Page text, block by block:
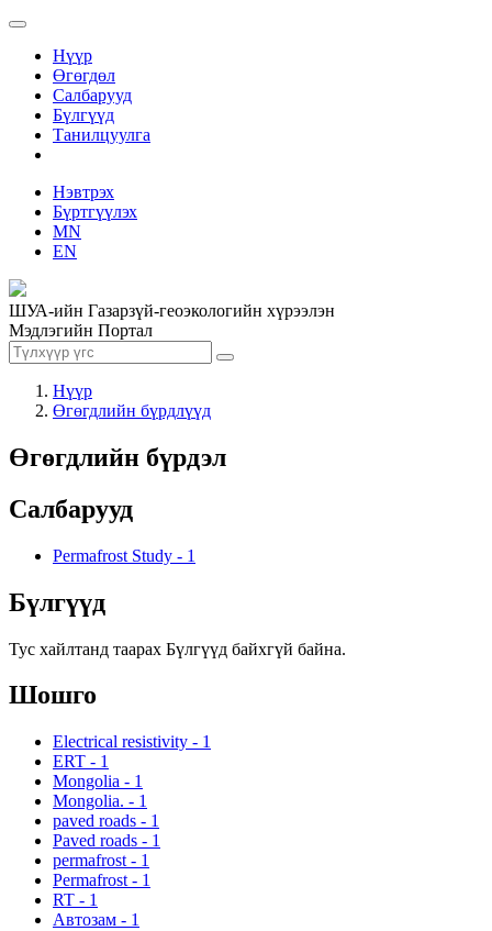
Нүүр
Өгөгдөл
Салбарууд
Бүлгүүд
Танилцуулга
Нэвтрэх
Бүртгүүлэх
MN
EN
ШУА-ийн Газарзүй-геоэкологийн хүрээлэн
Мэдлэгийн Портал
Нүүр
Өгөгдлийн бүрдлүүд
Өгөгдлийн бүрдэл
Салбарууд
Permafrost Study - 1
Бүлгүүд
Тус хайлтанд таарах Бүлгүүд байхгүй байна.
Шошго
Electrical resistivity - 1
ERT - 1
Mongolia - 1
Mongolia. - 1
paved roads - 1
Paved roads - 1
permafrost - 1
Permafrost - 1
RT - 1
Автозам - 1